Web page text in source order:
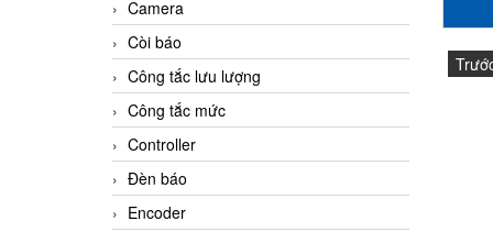
Camera
Còi báo
Công tắc lưu lượng
Công tắc mức
Controller
Đèn báo
Encoder